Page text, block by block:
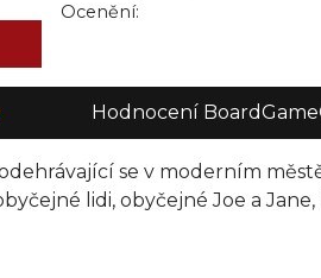
Ocenění:
Hodnocení
se v moderním
lidi, obyčejné Joe a